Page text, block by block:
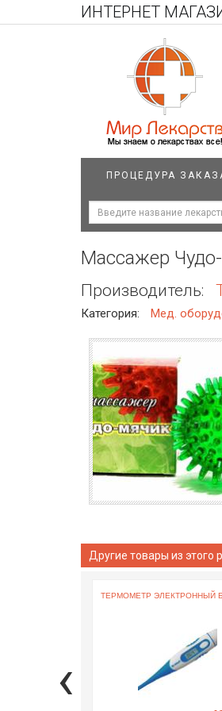
ИНТЕРНЕТ
ПРОЦЕДУРА
Массажер
Производитель:
Категория: Мед.
Другие товары из этого
ТЕРМОМЕТР ЭЛЕКТРОННЫЙ
‹